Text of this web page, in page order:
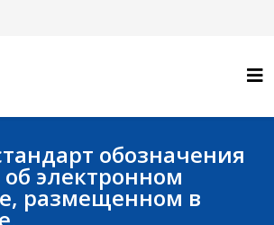
обозначения
электронном
размещенном в